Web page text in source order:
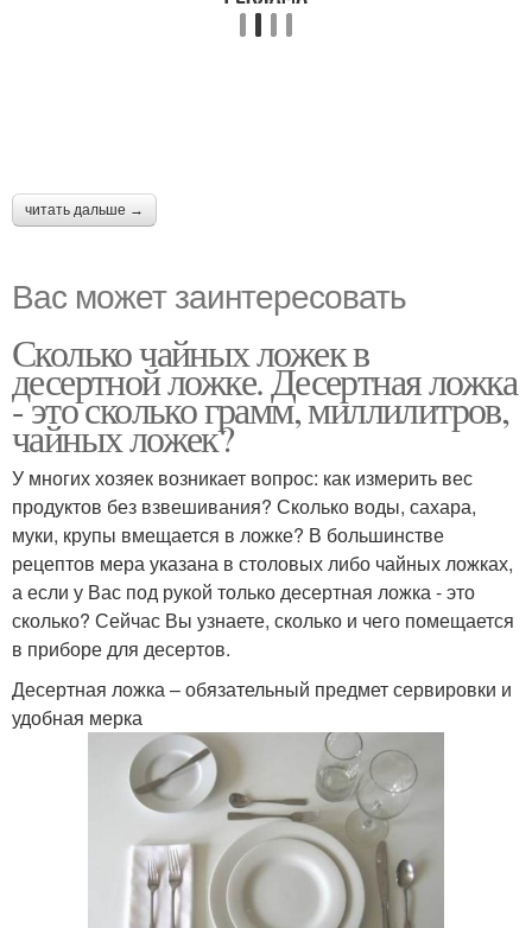
читать дальше →
Вас может заинтересовать
Сколько чайных ложек в
десертной ложке. Десертная ложка
- это сколько грамм, миллилитров,
чайных ложек?
У многих хозяек возникает вопрос: как измерить вес
продуктов без взвешивания? Сколько воды, сахара,
муки, крупы вмещается в ложке? В большинстве
рецептов мера указана в столовых либо чайных ложках,
а если у Вас под рукой только десертная ложка - это
сколько? Сейчас Вы узнаете, сколько и чего помещается
в приборе для десертов.
Десертная ложка – обязательный предмет сервировки и
удобная мерка